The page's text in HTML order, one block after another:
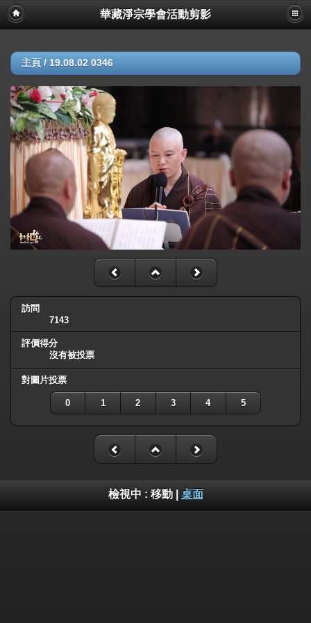
華藏淨宗學會活動剪影
主頁 / 19.08.02 0346
訪問
7143
評價得分
沒有被投票
對圖片投票
0 1 2 3 4 5
檢視中 : 移動| 桌面